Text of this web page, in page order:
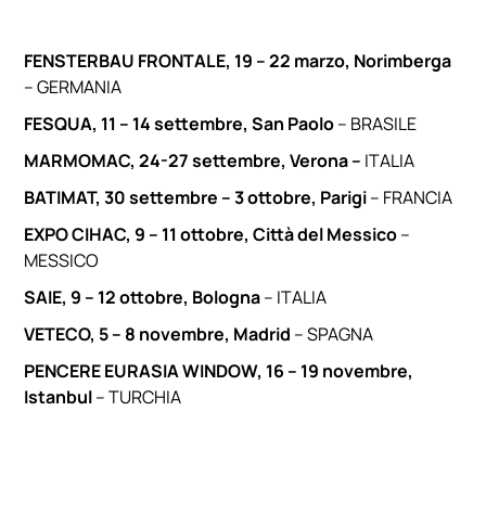
FENSTERBAU FRONTALE, 19 – 22 marzo, Norimberga
– GERMANIA
FESQUA, 11 – 14 settembre, San Paolo– BRASILE
MARMOMAC, 24-27 settembre, Verona – ITALIA
BATIMAT, 30 settembre – 3 ottobre, Parigi– FRANCIA
EXPO CIHAC, 9 – 11 ottobre, Città del Messico–
MESSICO
SAIE, 9 – 12 ottobre, Bologna– ITALIA
VETECO, 5 – 8 novembre, Madrid – SPAGNA
PENCERE EURASIA WINDOW, 16 – 19 novembre,
Istanbul– TURCHIA